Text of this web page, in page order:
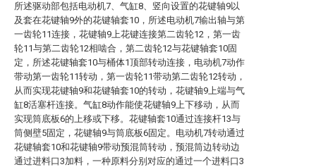
所述驱动部包括电动机7、气缸8、竖向设置的花键轴9以
及套在花键轴9外的花键轴套10，所述电动机7输出轴与第
一齿轮11连接，花键轴9上花键连接第二齿轮12，第一齿
轮11与第二齿轮12相啮合，第二齿轮12与花键轴套10固
定，所述花键轴套10与桶体1顶部转动连接，电动机7动作
带动第一齿轮11转动，第一齿轮11带动第二齿轮12转动，
从而实现花键轴9和花键轴套10的转动，花键轴9上端与气
缸8活塞杆连接。气缸8动作能使花键轴9上下移动，从而
实现筒底板6的上移或下移。花键轴套10通过连接杆13与
筒侧壁5固定，花键轴9与筒底板6固定。电动机7转动通过
花键轴套10和花键轴9带动预混筒转动，预混筒边转动边
通过进料口3加料，一种原料分别对应的通过一个进料口3